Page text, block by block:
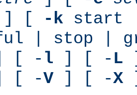
] [ -k start
| stop |
[ - l ] [ - L
[ -V] [ -X